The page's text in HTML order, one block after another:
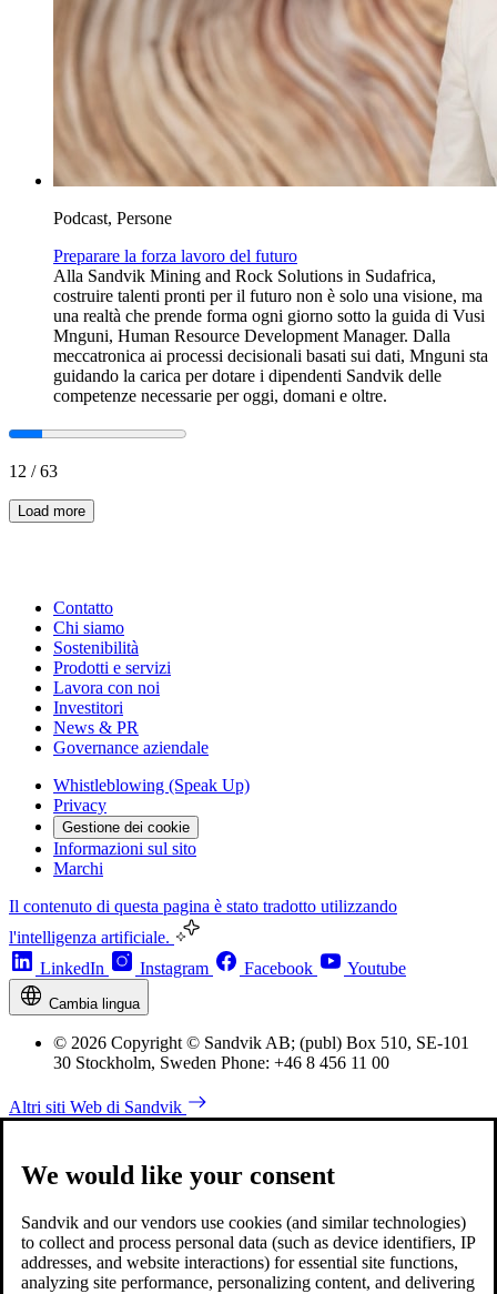
Podcast, Persone
Preparare la forza lavoro del futuro
Alla Sandvik Mining and Rock Solutions in Sudafrica,
costruire talenti pronti per il futuro non è solo una visione, ma
una realtà che prende forma ogni giorno sotto la guida di Vusi
Mnguni, Human Resource Development Manager. Dalla
meccatronica ai processi decisionali basati sui dati, Mnguni sta
guidando la carica per dotare i dipendenti Sandvik delle
competenze necessarie per oggi, domani e oltre.
12 /63
Load more
Contatto
Chi siamo
Sostenibilità
Prodotti e servizi
Lavora con noi
Investitori
News & PR
Governance aziendale
Whistleblowing (Speak Up)
Privacy
Gestione dei cookie
Informazioni sul sito
Marchi
Il contenuto di questa pagina è stato tradotto utilizzando
l'intelligenza artificiale.
LinkedIn
Instagram Facebook Youtube
Cambia lingua
© 2026 Copyright © Sandvik AB; (publ) Box 510, SE-101
30 Stockholm, Sweden Phone: +46 8 456 11 00
Altri siti Web di Sandvik
We would like your consent
Sandvik and our vendors use cookies (and similar technologies)
to collect and process personal data (such as device identifiers, IP
addresses, and website interactions) for essential site functions,
analyzing site performance, personalizing content, and delivering